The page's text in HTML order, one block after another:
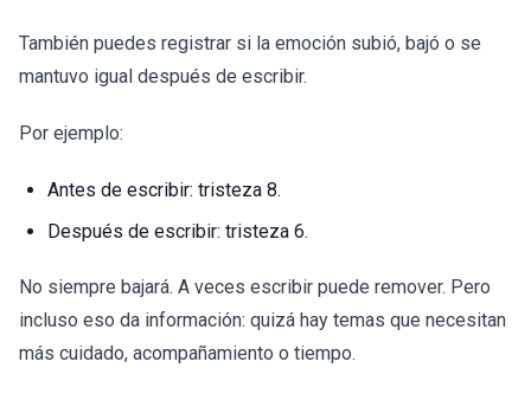
También puedes registrar si la emoción subió, bajó o se
mantuvo igual después de escribir.
Por ejemplo:
Antes de escribir: tristeza 8.
Después de escribir: tristeza 6.
No siempre bajará. A veces escribir puede remover. Pero
incluso eso da información: quizá hay temas que necesitan
más cuidado, acompañamiento o tiempo.